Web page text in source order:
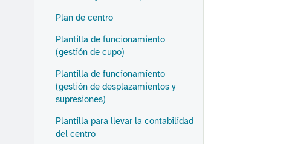
Plan de centro
Plantilla de funcionamiento
(gestión de cupo)
Plantilla de funcionamiento
(gestión de desplazamientos y
supresiones)
Plantilla para llevar la contabilidad
del centro